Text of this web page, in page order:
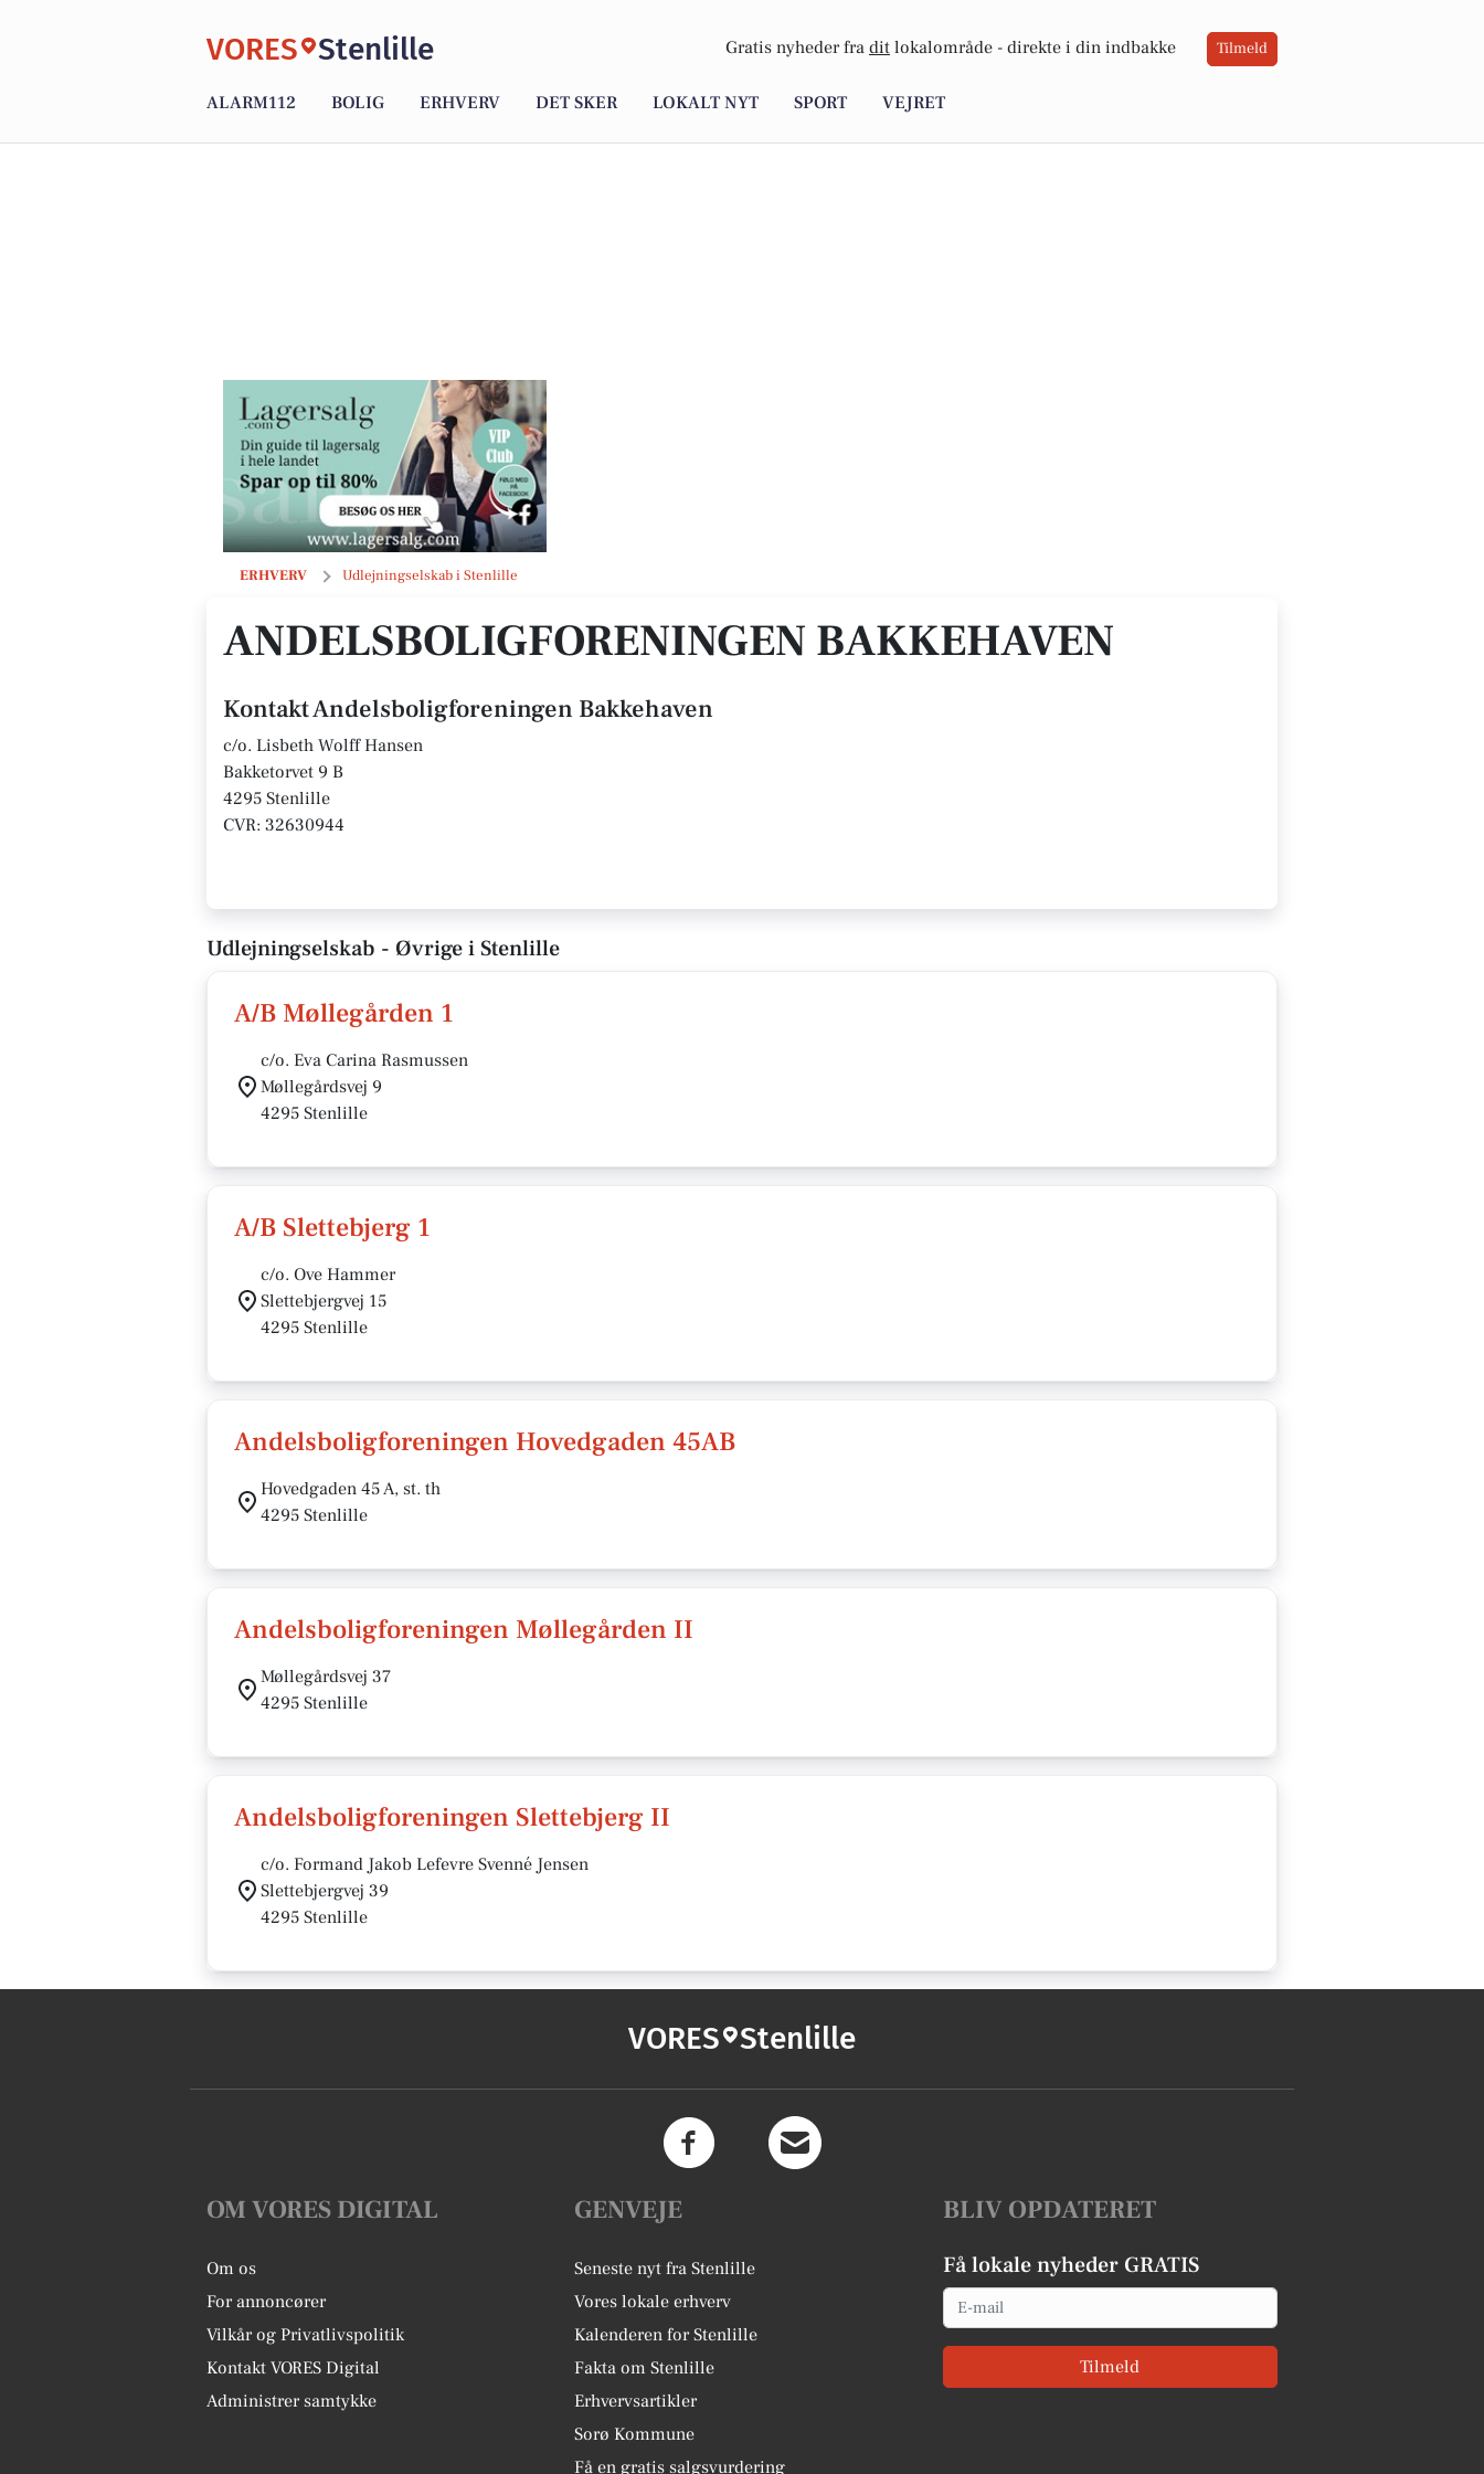
VORES Stenlille Gratis nyheder fra dit lokalområde - direkte i din indbakke Tilmeld
ALARM112 BOLIG ERHVERV DET SKER LOKALT NYT SPORT VEJRET
ERHVERV Udlejningselskab i Stenlille
Andelsboligforeningen Bakkehaven
ANDELSBOLIGFORENINGEN BAKKEHAVEN
Kontakt Andelsboligforeningen Bakkehaven
c/o. Lisbeth Wolff Hansen
Bakketorvet 9 B
4295 Stenlille
CVR: 32630944
Udlejningselskab - Øvrige i Stenlille
A/B Møllegården 1
c/o. Eva Carina Rasmussen
Møllegårdsvej 9
4295 Stenlille
A/B Slettebjerg 1
c/o. Ove Hammer
Slettebjergvej 15
4295 Stenlille
Andelsboligforeningen Hovedgaden 45AB
Hovedgaden 45 A, st. th
4295 Stenlille
Andelsboligforeningen Møllegården II
Møllegårdsvej 37
4295 Stenlille
Andelsboligforeningen Slettebjerg II
c/o. Formand Jakob Lefevre Svenné Jensen
Slettebjergvej 39
4295 Stenlille
VORES Stenlille
OM VORES DIGITAL
Om os
For annoncører
Vilkår og Privatlivspolitik
Kontakt VORES Digital
Administrer samtykke
GENVEJE
Seneste nyt fra Stenlille
Vores lokale erhverv
Kalenderen for Stenlille
Fakta om Stenlille
Erhvervsartikler
Sorø Kommune
Få en gratis salgsvurdering
BLIV OPDATERET
Få lokale nyheder GRATIS
Email
Tilmeld